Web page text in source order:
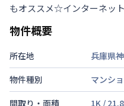
もオススメ☆インターネッ
物件概要
所在地
兵庫県
物件種別
マンシ
間取り・面積
1K /